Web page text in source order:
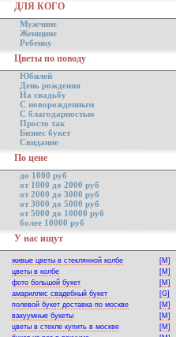
ДЛЯ КОГО
Мужчине
Женщине
Ребенку
Цветы по поводу
Юбилей
День рождения
На свадьбу
С новорожденным
С благодарностью
Просто так
Бизнес букет
Свидание
По цене
до 1000 руб
от 1000 до 2000 руб
от 2000 до 3000 руб
от 3000 до 5000 руб
от 5000 до 10000 руб
более 10000 руб
У нас ищут
живые цветы в стеклянной колбе
[M]
цветы в колбе
[M]
фото большой букет
[M]
амариллис свадебный букет
[G]
полевой букет доставка по москве
[M]
вакуумные букеты
[M]
цветы в стекле купить в москве
[M]